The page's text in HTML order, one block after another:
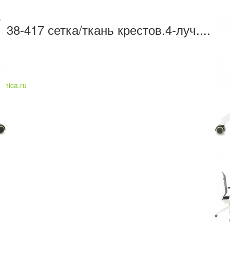
417 сетка/ткань крестов.4-луч....